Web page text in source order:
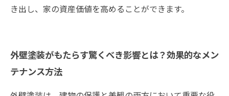
き出し、家の資産価値を高めることができます。
外壁塗装がもたらす驚くべき影響とは？効果的なメン
テナンス方法